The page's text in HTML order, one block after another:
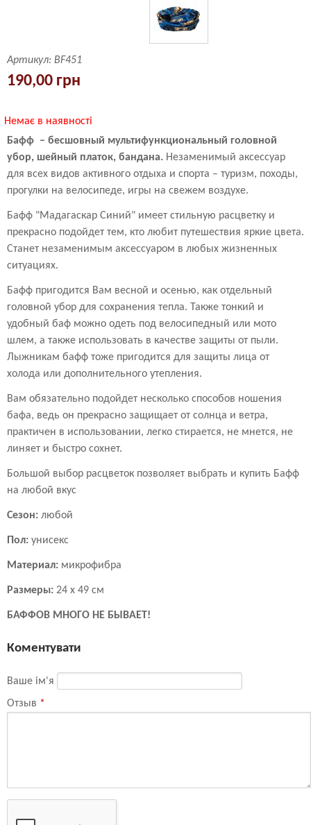
Артикул: BF451
190,00 грн
Немає в наявності
Бафф – бесшовный мультифункциональный головной
убор, шейный платок, бандана. Незаменимый аксессуар
для всех видов активного отдыха и спорта – туризм, походы,
прогулки на велосипеде, игры на свежем воздухе.
Бафф "Мадагаскар Синий" имеет стильную расцветку и
прекрасно подойдет тем, кто любит путешествия яркие цвета.
Станет незаменимым аксессуаром в любых жизненных
ситуациях.
Бафф пригодится Вам весной и осенью, как отдельный
головной убор для сохранения тепла. Также тонкий и
удобный баф можно одеть под велосипедный или мото
шлем, а также использовать в качестве защиты от пыли.
Лыжникам бафф тоже пригодится для защиты лица от
холода или дополнительного утепления.
Вам обязательно подойдет несколько способов ношения
бафа, ведь он прекрасно защищает от солнца и ветра,
практичен в использовании, легко стирается, не мнется, не
линяет и быстро сохнет.
Большой выбор расцветок позволяет выбрать и купить Бафф
на любой вкус
Сезон: любой
Пол: унисекс
Материал: микрофибра
Размеры: 24 х 49 см
БАФФОВ МНОГО НЕ БЫВАЕТ!
Коментувати
Ваше ім'я
Отзыв *